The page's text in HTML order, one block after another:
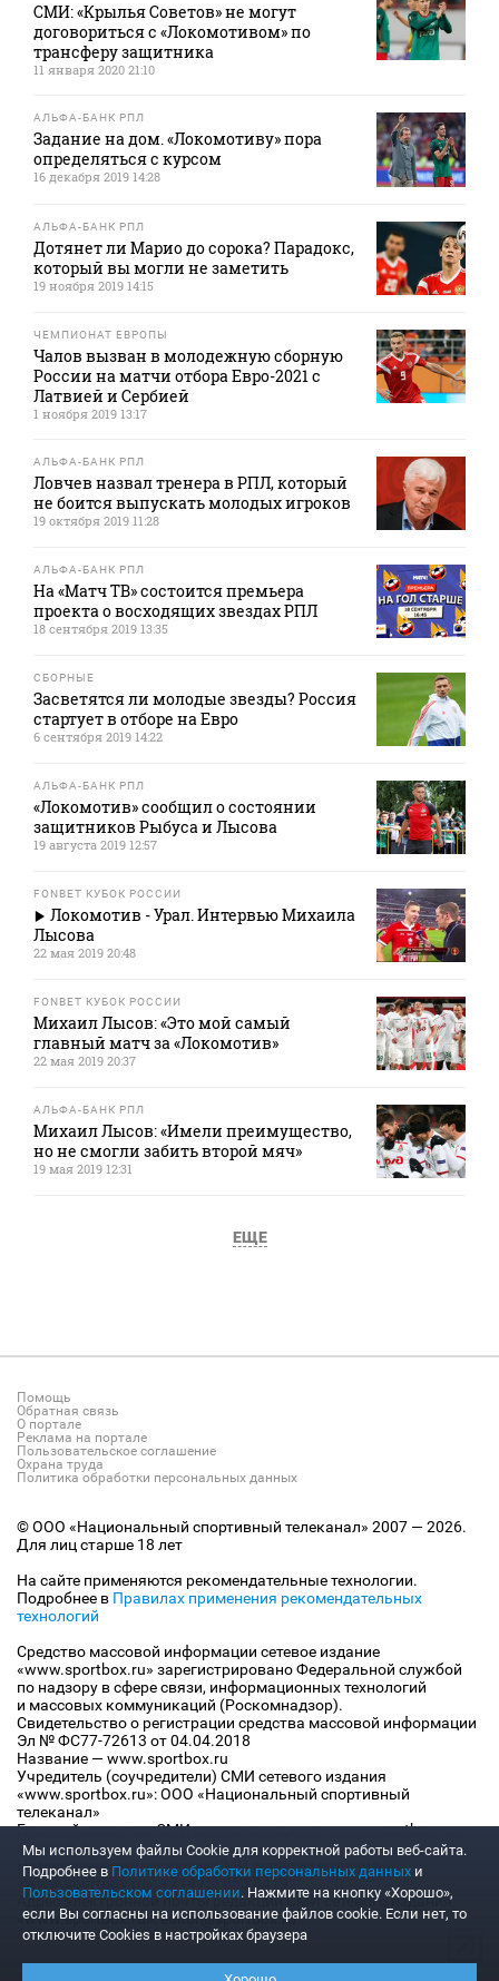
СМИ: «Крылья Советов» не могут
договориться с «Локомотивом» по
трансферу защитника
11 января 2020 21:10
АЛЬФА-БАНК РПЛ
Задание на дом. «Локомотиву» пора
определяться с курсом
16 декабря 2019 14:28
АЛЬФА-БАНК РПЛ
Дотянет ли Марио до сорока? Парадокс,
который вы могли не заметить
19 ноября 2019 14:15
ЧЕМПИОНАТ ЕВРОПЫ
Чалов вызван в молодежную сборную
России на матчи отбора Евро-2021 с
Латвией и Сербией
1 ноября 2019 13:17
АЛЬФА-БАНК РПЛ
Ловчев назвал тренера в РПЛ, который
не боится выпускать молодых игроков
19 октября 2019 11:28
АЛЬФА-БАНК РПЛ
На «Матч ТВ» состоится премьера
проекта о восходящих звездах РПЛ
18 сентября 2019 13:35
СБОРНЫЕ
Засветятся ли молодые звезды? Россия
стартует в отборе на Евро
6 сентября 2019 14:22
АЛЬФА-БАНК РПЛ
«Локомотив» сообщил о состоянии
защитников Рыбуса и Лысова
19 августа 2019 12:57
FONBET КУБОК РОССИИ
Локомотив - Урал. Интервью Михаила
Лысова
22 мая 2019 20:48
FONBET КУБОК РОССИИ
Михаил Лысов: «Это мой самый
главный матч за «Локомотив»
22 мая 2019 20:37
АЛЬФА-БАНК РПЛ
Михаил Лысов: «Имели преимущество,
но не смогли забить второй мяч»
19 мая 2019 12:31
ЕЩЕ
Помощь
Обратная связь
О портале
Реклама на портале
Пользовательское соглашение
Охрана труда
Политика обработки персональных данных
© ООО «Национальный спортивный телеканал» 2007 — 2026.
Для лиц старше 18 лет
На сайте применяются рекомендательные технологии.
Подробнее в Правилах применения рекомендательных
технологий
Средство массовой информации сетевое издание
«www.sportbox.ru» зарегистрировано Федеральной службой
по надзору в сфере связи, информационных технологий
и массовых коммуникаций (Роскомнадзор).
Свидетельство о регистрации средства массовой информации
Эл № ФС77-72613 от 04.04.2018
Название — www.sportbox.ru
Учредитель (соучредители) СМИ сетевого издания
«www.sportbox.ru»: ООО «Национальный спортивный
телеканал»
Главный редактор СМИ сетевого издания «www.sportbox.ru»:
Конов В.А.
Номер телефона редакции СМИ сетевого издания
«www.sportbox.ru»: +7 (495) 653 8419
Адрес электронной почты редакции СМИ сетевого издания
«www.sportbox.ru»: editor@sportbox.ru
Мы используем файлы Сookie для корректной работы веб-сайта.
Подробнее в Политике обработки персональных данных и
Пользовательском соглашении. Нажмите на кнопку «Хорошо»,
если Вы согласны на использование файлов cookie. Если нет, то
отключите Cookies в настройках браузера